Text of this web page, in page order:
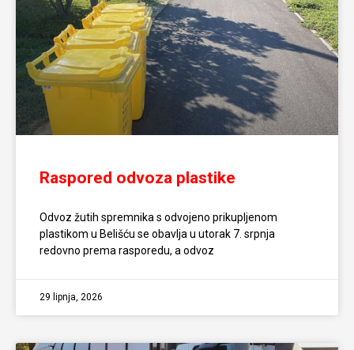
Raspored odvoza plastike
Odvoz žutih spremnika s odvojeno prikupljenom
plastikom u Belišću se obavlja u utorak 7. srpnja
redovno prema rasporedu, a odvoz
29 lipnja, 2026